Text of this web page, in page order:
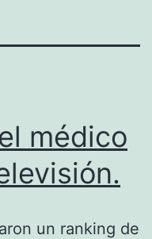
médico
un ranking de